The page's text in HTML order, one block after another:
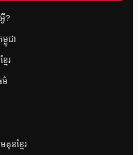
វី?
ពុជា
ែរ
ម៌
នខ្មែរ